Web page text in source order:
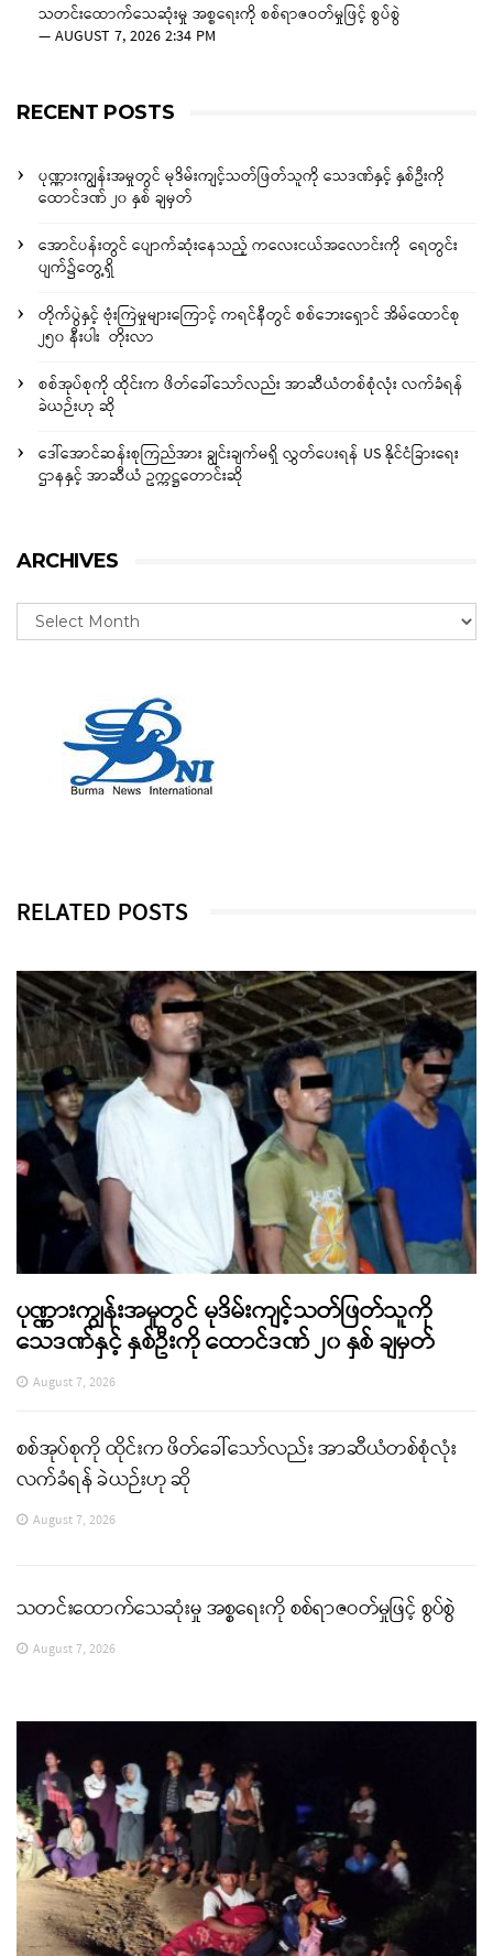
သတင်းထောက်သေဆုံးမှု အစ္စရေးကို စစ်ရာဇဝတ်မှုဖြင့် စွပ်စွဲ
—AUGUST 7, 2026 2:34 PM
RECENT POSTS
ပုဏ္ဏားကျွန်းအမှုတွင် မုဒိမ်းကျင့်သတ်ဖြတ်သူကို သေဒဏ်နှင့် နှစ်ဦးကို
ထောင်ဒဏ် ၂၀ နှစ် ချမှတ်
အောင်ပန်းတွင် ပျောက်ဆုံးနေသည့် ကလေးငယ်အလောင်းကို ရေတွင်း
ပျက်၌တွေ့ရှိ
တိုက်ပွဲနှင့် ဗုံးကြဲမှုများကြောင့် ကရင်နီတွင် စစ်ဘေးရှောင် အိမ်ထောင်စု
၂၅၀ နီးပါး တိုးလာ
စစ်အုပ်စုကို ထိုင်းက ဖိတ်ခေါ်သော်လည်း အာဆီယံတစ်စုံလုံး လက်ခံရန်
ခဲယဉ်းဟု ဆို
ဒေါ်အောင်ဆန်းစုကြည်အား ချွင်းချက်မရှိ လွှတ်ပေးရန် US နိုင်ငံခြားရေး
ဌာနနှင့် အာဆီယံ ဥက္ကဋ္ဌတောင်းဆို
ARCHIVES
RELATED POSTS
ပုဏ္ဏားကျွန်းအမှုတွင် မုဒိမ်းကျင့်သတ်ဖြတ်သူကို
သေဒဏ်နှင့် နှစ်ဦးကို ထောင်ဒဏ် ၂၀ နှစ် ချမှတ်
August 7, 2026
စစ်အုပ်စုကို ထိုင်းက ဖိတ်ခေါ်သော်လည်း အာဆီယံတစ်စုံလုံး
လက်ခံရန် ခဲယဉ်းဟု ဆို
August 7, 2026
သတင်းထောက်သေဆုံးမှု အစ္စရေးကို စစ်ရာဇဝတ်မှုဖြင့် စွပ်စွဲ
August 7, 2026